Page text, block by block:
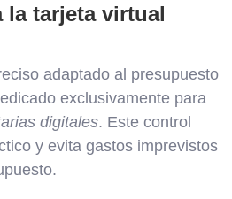
la tarjeta virtual
adaptado al presupuesto
exclusivamente para
digitales. Este control
y evita gastos imprevistos